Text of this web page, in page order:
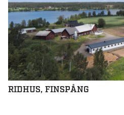
RIDHUS, FINSPÅNG